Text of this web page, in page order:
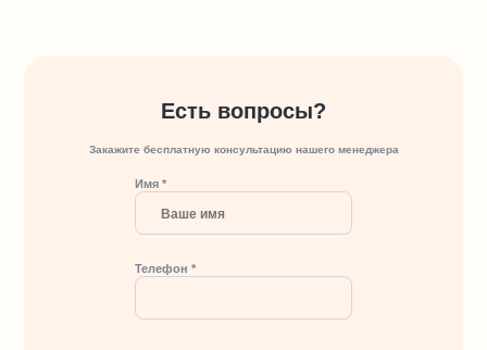
Есть вопросы?
Закажите бесплатную консультацию нашего менеджера
Имя *
Телефон *